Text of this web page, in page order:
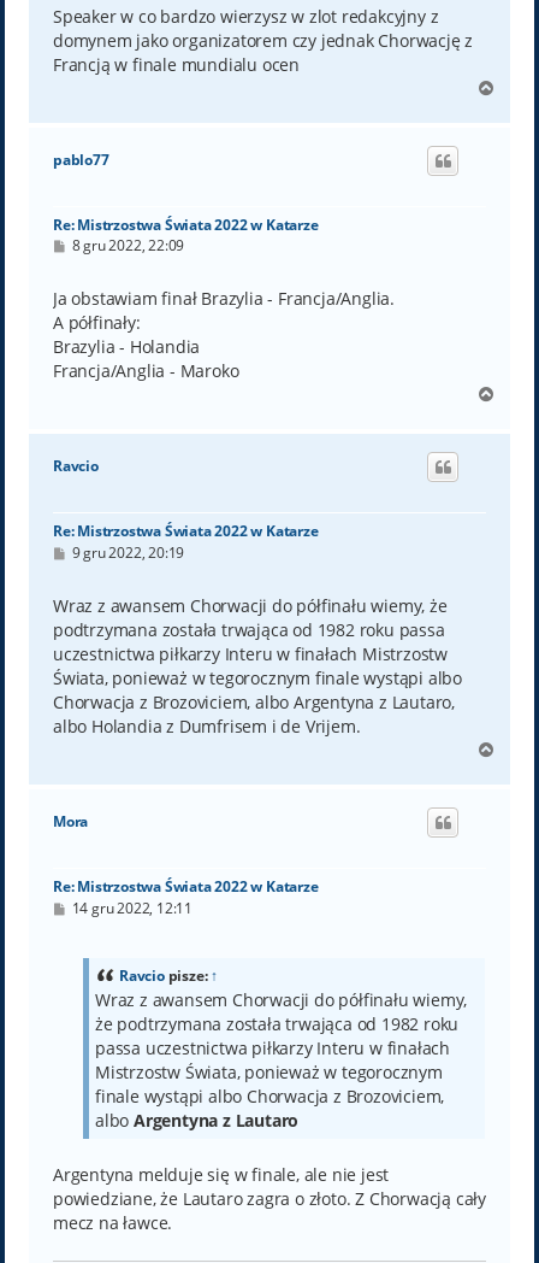
t
Speaker w co bardzo wierzysz w zlot redakcyjny z
domynem jako organizatorem czy jednak Chorwację z
Francją w finale mundialu ocen
g
pablo77
Re: Mistrzostwa Świata 2022 w Katarze
P
t
8 gru 2022, 22:09
Ja obstawiam finał Brazylia - Francja/Anglia.
A półfinały:
Brazylia - Holandia
Francja/Anglia - Maroko
g
Ravcio
Re: Mistrzostwa Świata 2022 w Katarze
P
t
9 gru 2022, 20:19
Wraz z awansem Chorwacji do półfinału wiemy, że
podtrzymana została trwająca od 1982 roku passa
uczestnictwa piłkarzy Interu w finałach Mistrzostw
Świata, ponieważ w tegorocznym finale wystąpi albo
Chorwacja z Brozoviciem, albo Argentyna z Lautaro,
albo Holandia z Dumfrisem i de Vrijem.
g
Mora
Re: Mistrzostwa Świata 2022 w Katarze
P14 gru 2022, 12:11
Ravciopisze:↑
Wraz z awansem Chorwacji do półfinału wiemy,
że podtrzymana została trwająca od 1982 roku
passa uczestnictwa piłkarzy Interu w finałach
Mistrzostw Świata, ponieważ w tegorocznym
finale wystąpi albo Chorwacja z Brozoviciem,
albo Argentyna z Lautaro
Argentyna melduje się w finale, ale nie jest
powiedziane, że Lautaro zagra o złoto. Z Chorwacją cały
mecz na ławce.